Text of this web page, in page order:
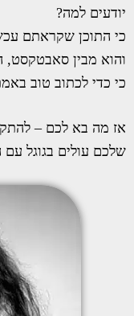
יודעים למה?
כי התוכן שקראתם
והוא מבין
כי כדי לכתוב טוב
אז מה בא לכם –
שלכם עולים בגוגל